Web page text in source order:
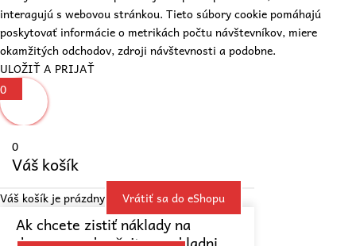
interagujú s webovou stránkou. Tieto súbory cookie pomáhajú
poskytovať informácie o metrikách počtu návštevníkov, miere
okamžitých odchodov, zdroji návštevnosti a podobne.
ULOŽIŤ A PRIJAŤ
0
0
Váš košík
Váš košík je prázdny Vrátiť sa do eShopu
Ak chcete zistiť náklady na